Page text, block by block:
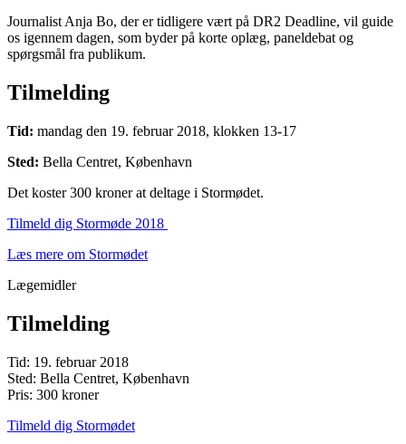
Journalist Anja Bo, der er tidligere vært på DR2 Deadline, vil guide
os igennem dagen, som byder på korte oplæg, paneldebat og
spørgsmål fra publikum.
Tilmelding
Tid: mandag den 19. februar 2018, klokken 13-17
Sted: Bella Centret, København
Det koster 300 kroner at deltage i Stormødet.
Tilmeld dig Stormøde 2018
Læs mere om Stormødet
Lægemidler
Tilmelding
Tid: 19. februar 2018
Sted: Bella Centret, København
Pris: 300 kroner
Tilmeld dig Stormødet